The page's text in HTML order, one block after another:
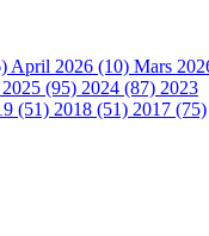
April 2026 (10) Mars
2025 (95) 2024 (87) 2023
(51) 2018 (51) 2017 (75)